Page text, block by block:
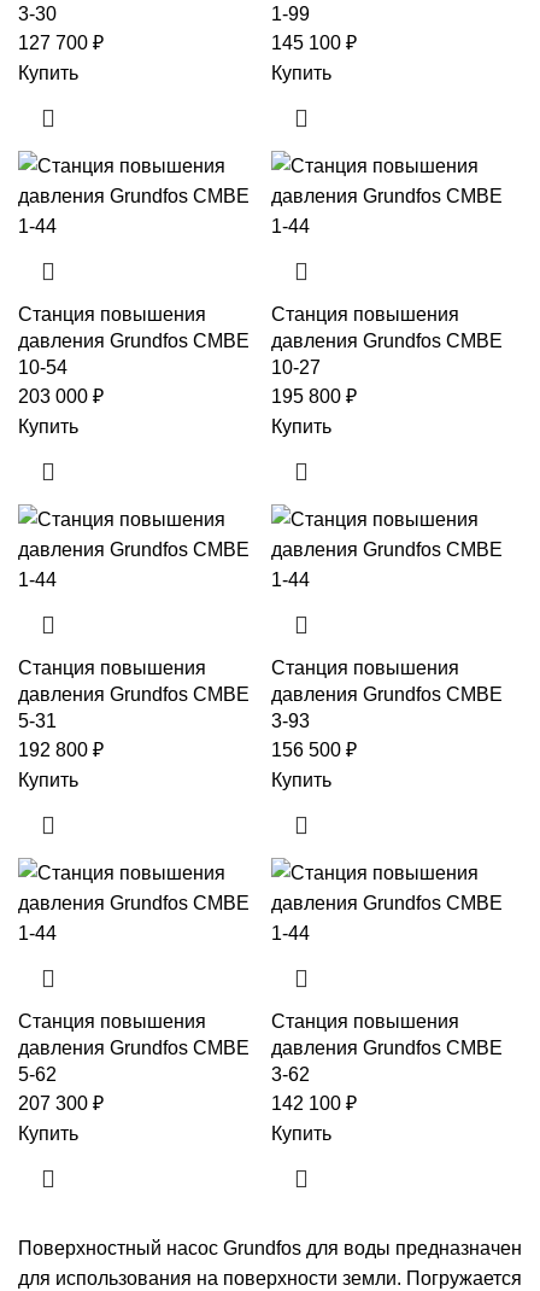
3-30
127 700 ₽
Купить
1-99
145 100 ₽
Купить
Станция повышения
давления Grundfos CMBE
10-54
203 000 ₽
Купить
Станция повышения
давления Grundfos CMBE
10-27
195 800 ₽
Купить
Станция повышения
давления Grundfos CMBE
5-31
192 800 ₽
Купить
Станция повышения
давления Grundfos CMBE
3-93
156 500 ₽
Купить
Станция повышения
давления Grundfos CMBE
5-62
207 300 ₽
Купить
Станция повышения
давления Grundfos CMBE
3-62
142 100 ₽
Купить
Поверхностный насос Grundfos для воды предназначен
для использования на поверхности земли. Погружается